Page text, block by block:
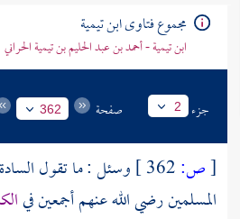
مجموع فتاوى ابن تيمية
ابن تيمية - أحمد بن عبد الحليم بن تيمية الحراني
جزء 2 صفحة 362
[ص:
وسئل : ما تقول السادة
المسلمين رضي الله عنهم أجمعين في